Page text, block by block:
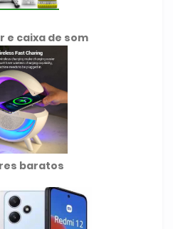
e caixa de som
baratos